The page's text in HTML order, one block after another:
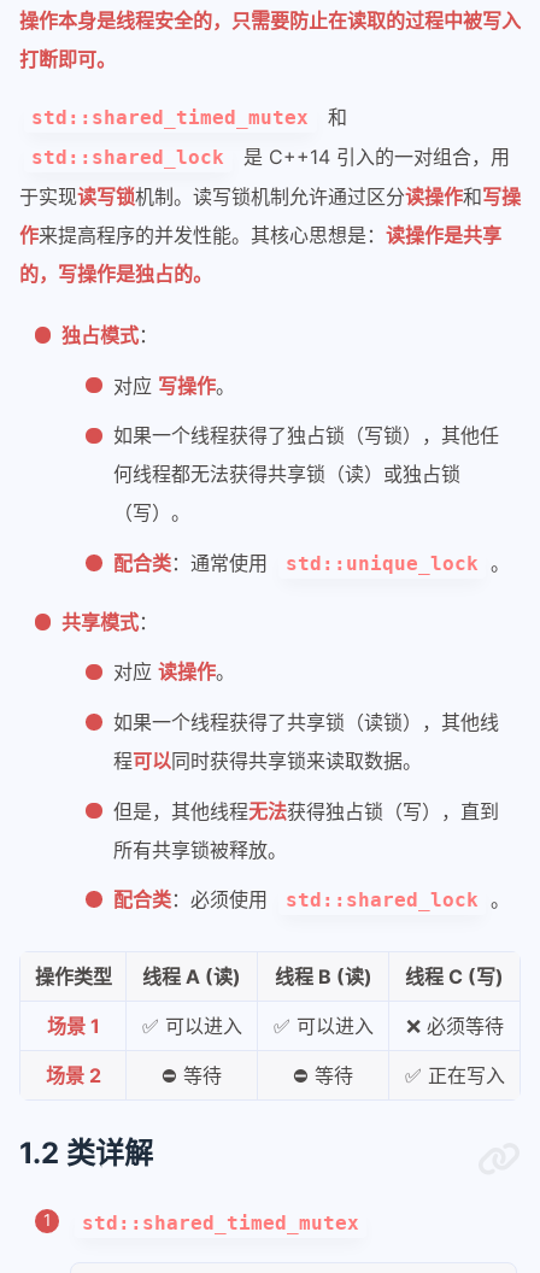
操作本身是线程安全的，只需要防止在读取的过程中被写入
打断即可。
std::shared_timed_mutex 和
std::shared_lock
是 C++14 引入的一对组合，用
于实现读写锁机制。读写锁机制允许通过区分读操作和写操
作来提高程序的并发性能。其核心思想是： 读操作是共享
的，写操作是独占的。
独占模式：
对应 写操作。
如果一个线程获得了独占锁（写锁），其他任
何线程都无法获得共享锁（读）或独占锁
（写）。
配合类：通常使用 std::unique_lock 。
共享模式：
对应 读操作。
如果一个线程获得了共享锁（读锁），其他线
程可以同时获得共享锁来读取数据。
但是，其他线程无法获得独占锁（写），直到
所有共享锁被释放。
配合类：必须使用 std::shared_lock 。
操作类型 线程 A (读) 线程 B (读) 线程 C (写)
场景 1 ✅ 可以进入 ✅ 可以进入 ❌ 必须等待
场景 2 ⛔ 等待 ⛔ 等待 ✅ 正在写入
1.2 类详解
std::shared_timed_mutex